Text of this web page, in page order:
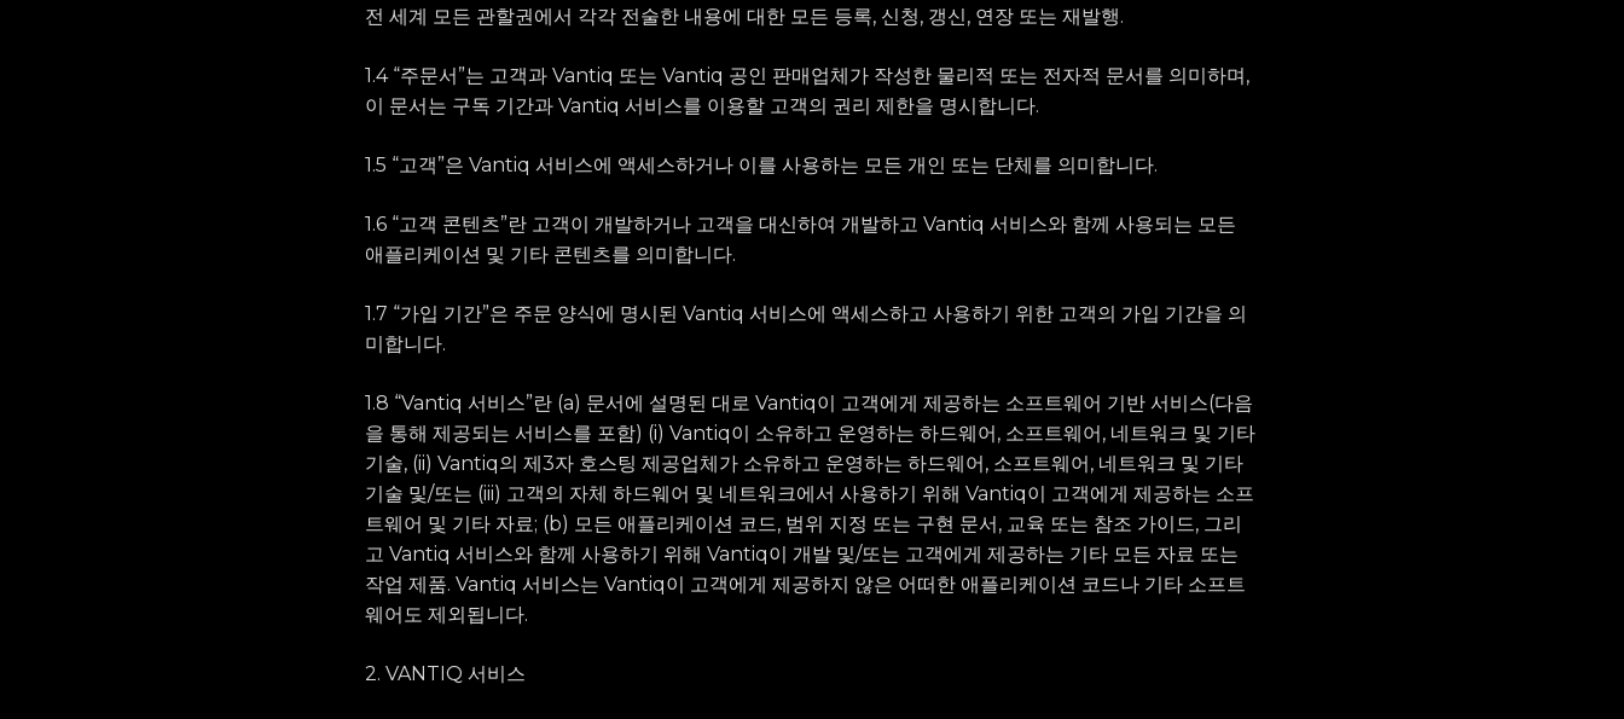
전 세계 모든 관할권에서 각각 전술한 내용에 대한 모든 등록, 신청, 갱신, 연장 또는 재발행.
1.4 “주문서”는 고객과 Vantiq 또는 Vantiq 공인 판매업체가 작성한 물리적 또는 전자적 문서를 의미하며,
이 문서는 구독 기간과 Vantiq 서비스를 이용할 고객의 권리 제한을 명시합니다.
1.5 “고객”은 Vantiq 서비스에 액세스하거나 이를 사용하는 모든 개인 또는 단체를 의미합니다.
1.6 “고객 콘텐츠”란 고객이 개발하거나 고객을 대신하여 개발하고 Vantiq 서비스와 함께 사용되는 모든
애플리케이션 및 기타 콘텐츠를 의미합니다.
1.7 “가입 기간”은 주문 양식에 명시된 Vantiq 서비스에 액세스하고 사용하기 위한 고객의 가입 기간을 의
미합니다.
1.8 “Vantiq 서비스”란 (a) 문서에 설명된 대로 Vantiq이 고객에게 제공하는 소프트웨어 기반 서비스(다음
을 통해 제공되는 서비스를 포함) (i) Vantiq이 소유하고 운영하는 하드웨어, 소프트웨어, 네트워크 및 기타
기술, (ii) Vantiq의 제3자 호스팅 제공업체가 소유하고 운영하는 하드웨어, 소프트웨어, 네트워크 및 기타
기술 및/또는 (iii) 고객의 자체 하드웨어 및 네트워크에서 사용하기 위해 Vantiq이 고객에게 제공하는 소프
트웨어 및 기타 자료; (b) 모든 애플리케이션 코드, 범위 지정 또는 구현 문서, 교육 또는 참조 가이드, 그리
고 Vantiq 서비스와 함께 사용하기 위해 Vantiq이 개발 및/또는 고객에게 제공하는 기타 모든 자료 또는
작업 제품. Vantiq 서비스는 Vantiq이 고객에게 제공하지 않은 어떠한 애플리케이션 코드나 기타 소프트
웨어도 제외됩니다.
2. VANTIQ 서비스